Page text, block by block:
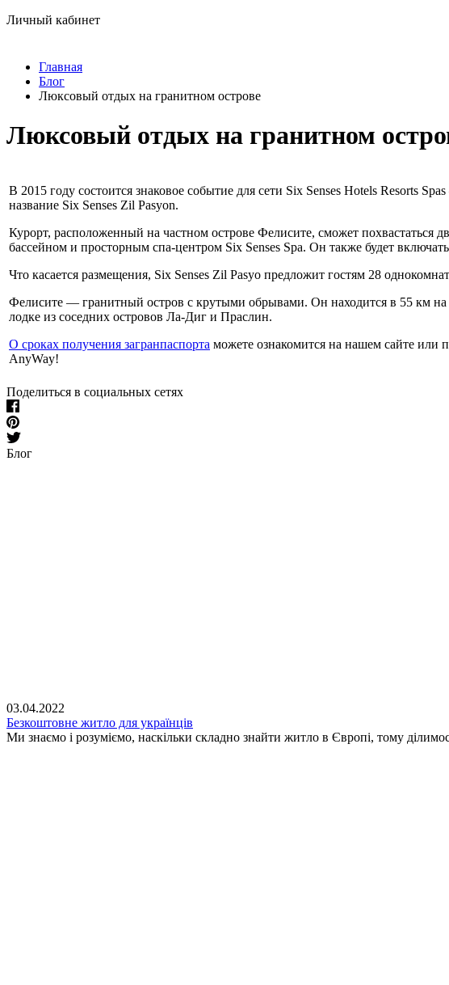
Личный кабинет
Главная
Блог
Люксовый отдых на гранитном острове
Люксовый отдых на гранитном
В 2015 году состоится знаковое событие для сети Six Senses Hotels Resorts
название Six Senses Zil Pasyon.
Курорт, расположенный на частном острове Фелисите, сможет
бассейном и просторным спа-центром Six Senses Spa. Он также будет
Что касается размещения, Six Senses Zil Pasyo предложит гостям 28
Фелисите — гранитный остров с крутыми обрывами. Он находится в 55 км на
лодке из соседних островов Ла-Диг и Праслин.
О сроках получения загранпаспорта можете ознакомится на нашем сайте
AnyWay!
Поделиться в социальных сетях
Блог
03.04.2022
Безкоштовне житло для українців
Ми знаємо і розуміємо, наскільки складно знайти житло в Європі, тому